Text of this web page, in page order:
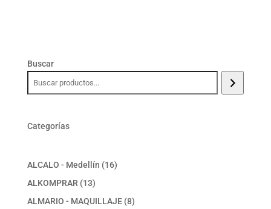
Buscar
Categorías
ALCALO - Medellín 1616
ALKOMPRAR 1313
productos
ALMARIO - MAQUILLAJE 88